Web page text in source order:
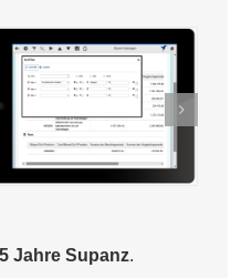
Jahre Supanz.